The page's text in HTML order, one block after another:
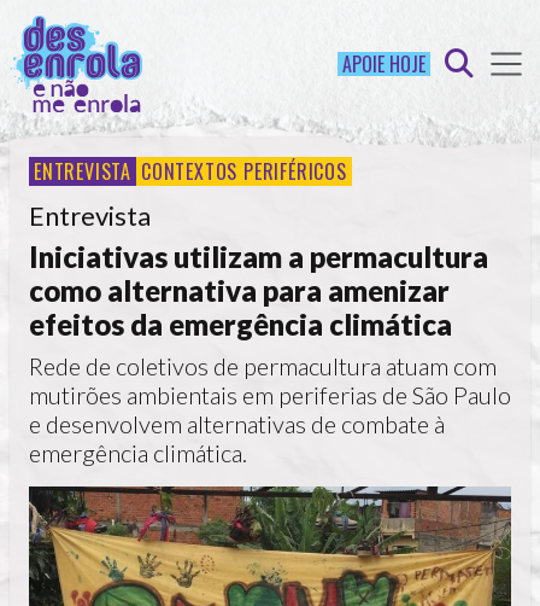
APOIE HOJE
ENTREVISTA CONTEXTOS PERIFÉRICOS
Entrevista
Iniciativas utilizam a permacultura
como alternativa para amenizar
efeitos da emergência climática
Rede de coletivos de permacultura atuam com
mutirões ambientais em periferias de São Paulo
e desenvolvem alternativas de combate à
emergência climática.